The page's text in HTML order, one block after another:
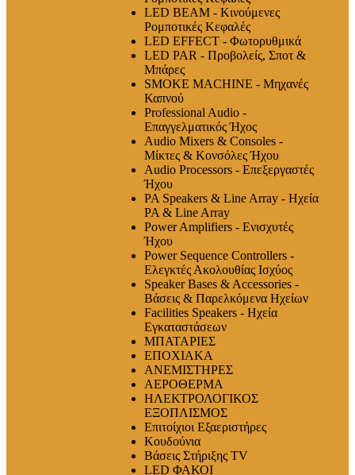
LED BEAM - Κινούμενες
Ρομποτικές Κεφαλές
LED EFFECT - Φωτορυθμικά
LED PAR - Προβολείς, Σποτ &
Μπάρες
SMOKE MACHINE - Μηχανές
Καπνού
Professional Audio -
Επαγγελματικός Ήχος
Audio Mixers & Consoles -
Μίκτες & Κονσόλες Ήχου
Audio Processors - Επεξεργαστές
Ήχου
PA Speakers & Line Array - Ηχεία
PA & Line Array
Power Amplifiers - Ενισχυτές
Ήχου
Power Sequence Controllers -
Ελεγκτές Ακολουθίας Ισχύος
Speaker Bases & Accessories -
Βάσεις & Παρελκόμενα Ηχείων
Facilities Speakers - Ηχεία
Εγκαταστάσεων
ΜΠΑΤΑΡΙΕΣ
ΕΠΟΧΙΑΚΑ
ΑΝΕΜΙΣΤΗΡΕΣ
ΑΕΡΟΘΕΡΜΑ
ΗΛΕΚΤΡΟΛΟΓΙΚΟΣ
ΕΞΟΠΛΙΣΜΟΣ
Επιτοίχιοι Εξαεριστήρες
Κουδούνια
Βάσεις Στήριξης TV
LED ΦΑΚΟΙ